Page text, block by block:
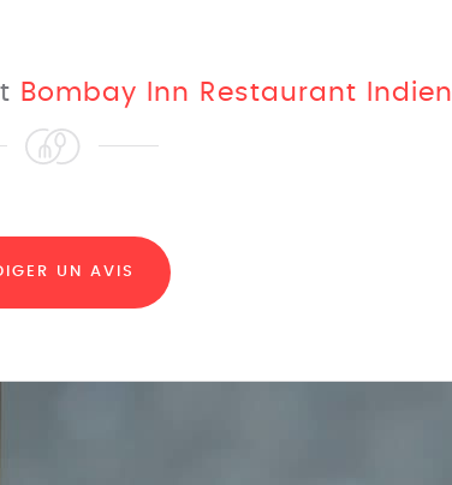
Bombay Inn Restaurant Indien
UN AVIS